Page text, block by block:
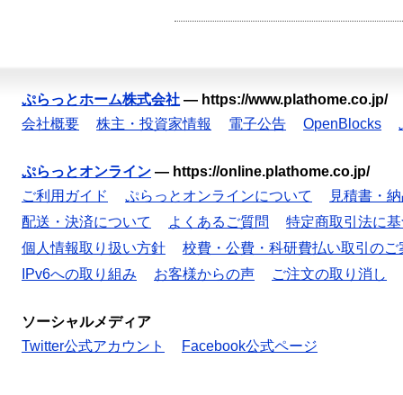
ぷらっとホーム株式会社 — https://www.plathome.co.jp/
会社概要
株主・投資家情報 電子公告 OpenBlocks
ぷらっとオンライン — https://online.plathome.co.jp/
ご利用ガイド
ぷらっとオンラインについて
見積書・
配送・決済について
よくあるご質問
特定商取引法に
個人情報取り扱い方針
校費・公費・科研費払い取引のご
IPv6への取り組み
お客様からの声 ご注文の取り消し
ソーシャルメディア
Twitter公式アカウント
Facebook公式ページ